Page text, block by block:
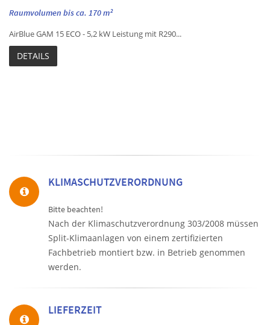
Raumvolumen bis ca. 170 m²
AirBlue GAM 15 ECO - 5,2 kW Leistung mit R290...
DETAILS
KLIMASCHUTZVERORDNUNG
Bitte beachten!
Nach der Klimaschutzverordnung 303/2008 müssen
Split-Klimaanlagen von einem zertifizierten
Fachbetrieb montiert bzw. in Betrieb genommen
werden.
LIEFERZEIT